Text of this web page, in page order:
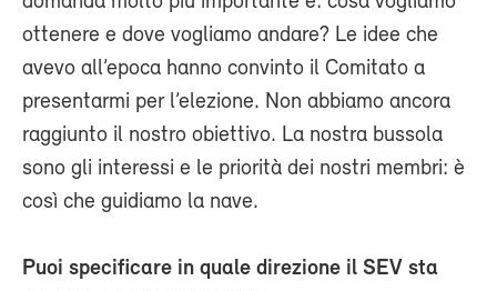
ottenere e dove vogliamo andare? Le idee che
avevo all’epoca hanno convinto il Comitato a
presentarmi per l’elezione. Non abbiamo ancora
raggiunto il nostro obiettivo. La nostra bussola
sono gli interessi e le priorità dei nostri membri: è
così che guidiamo la nave.
Puoi specificare in quale direzione il SEV sta